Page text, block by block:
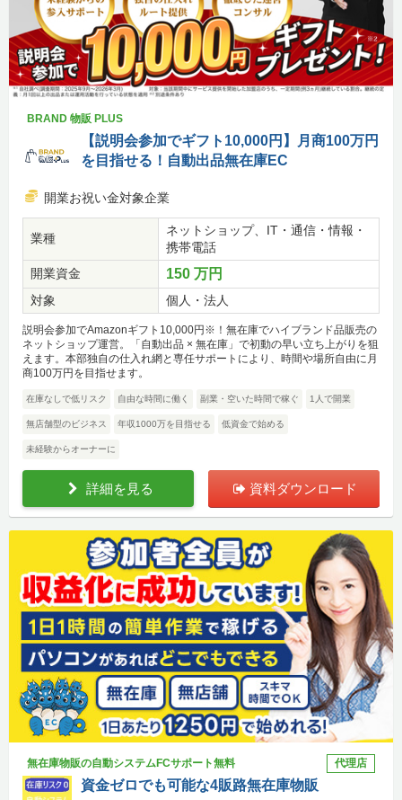
BRAND 物販 PLUS
【説明会参加でギフト10,000円】月商100万円
を目指せる！自動出品無在庫EC
開業お祝い金対象企業
業種
ネットショップ、IT・通信・情報・
携帯電話
開業資金
150 万円
対象 個人・法人
説明会参加でAmazonギフト10,000円※！無在庫でハイブランド品販売の
ネットショップ運営。「自動出品 × 無在庫」で初動の早い立ち上がりを狙
えます。本部独自の仕入れ網と専任サポートにより、時間や場所自由に月
商100万円を目指せます。
在庫なしで低リスク 自由な時間に働く 副業・空いた時間で稼ぐ 1人で開業
無店舗型のビジネス 年収1000万を目指せる 低資金で始める
未経験からオーナーに
詳細を見る 資料ダウンロード
無在庫物販の自動システムFCサポート無料 代理店
資金ゼロでも可能な4販路無在庫物販